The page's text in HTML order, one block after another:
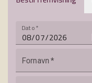
Dato *
Fornavn *